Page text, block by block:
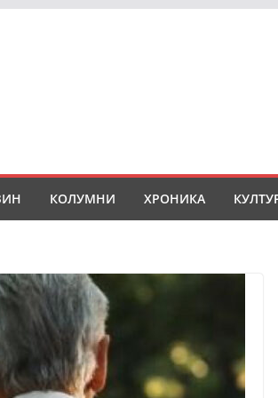
КОЛУМНИ ХРОНИКА